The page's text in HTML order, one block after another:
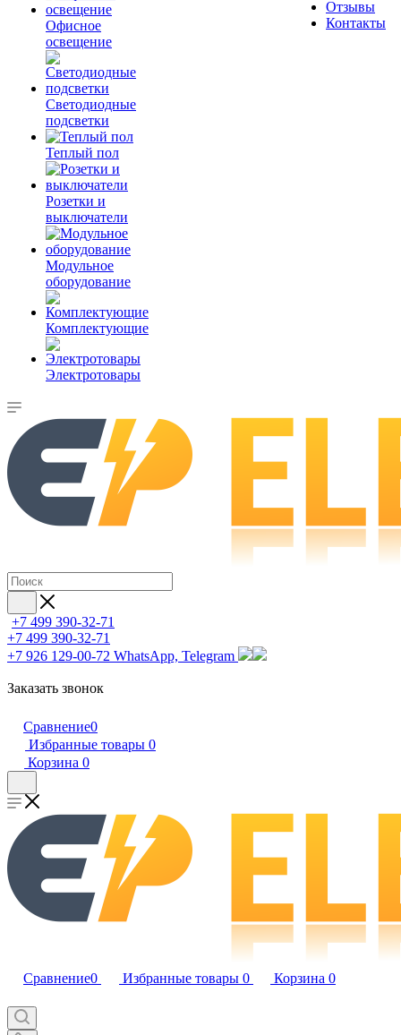
Офисное
освещение
Светодиодные
подсветки
Теплый пол
Розетки и
выключатели
Модульное
оборудование
Комплектующие
Электротовары
Отзывы
Контакты
+7 499 390-32-71
+7 499 390-32-71
+7 926 129-00-72 WhatsApp, Telegram
Заказать звонок
Сравнение0
Избранные товары 0
Корзина 0
Сравнение0 Избранные товары 0 Корзина 0